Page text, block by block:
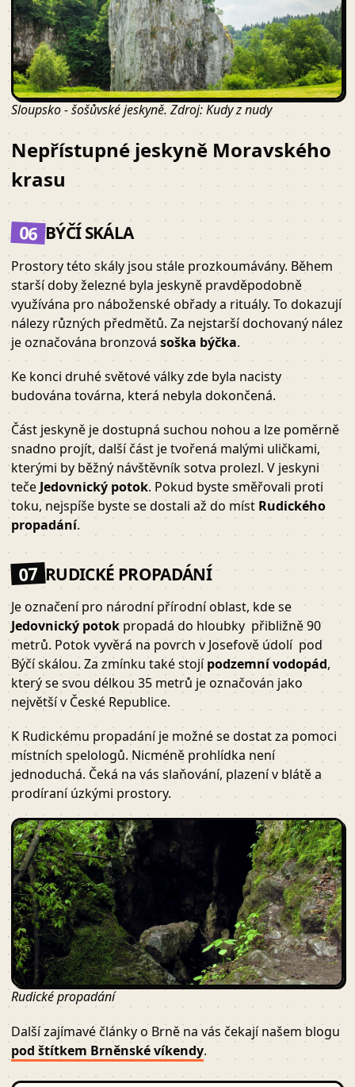
Sloupsko - šošůvské jeskyně. Zdroj: Kudy z nudy
Nepřístupné jeskyně Moravského
krasu
06 BÝČÍ SKÁLA
Prostory této skály jsou stále prozkoumávány. Během
starší doby železné byla jeskyně pravděpodobně
využívána pro náboženské obřady a rituály. To dokazují
nálezy různých předmětů. Za nejstarší dochovaný nález
je označována bronzová soška býčka.
Ke konci druhé světové války zde byla nacisty
budována továrna, která nebyla dokončená.
Část jeskyně je dostupná suchou nohou a lze poměrně
snadno projít, další část je tvořená malými uličkami,
kterými by běžný návštěvník sotva prolezl. V jeskyni
teče Jedovnický potok. Pokud byste směřovali proti
toku, nejspíše byste se dostali až do míst Rudického
propadání.
07 RUDICKÉ PROPADÁNÍ
Je označení pro národní přírodní oblast, kde se
Jedovnický potok propadá do hloubky přibližně 90
metrů. Potok vyvěrá na povrch v Josefově údolí pod
Býčí skálou. Za zmínku také stojípodzemní vodopád,
který se svou délkou 35 metrů je označován jako
největší v České Republice.
K Rudickému propadání je možné se dostat za pomoci
místních spelologů. Nicméně prohlídka není
jednoduchá. Čeká na vás slaňování, plazení v blátě a
prodíraní úzkými prostory.
Rudické propadání
Další zajímavé články o Brně na vás čekají našem blogu
pod štítkem Brněnské víkendy.